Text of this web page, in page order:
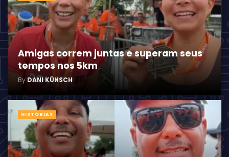
Amigas correm juntas e superam seus
tempos nos 5km
By DANI KÜNSCH
HISTÓRIAS